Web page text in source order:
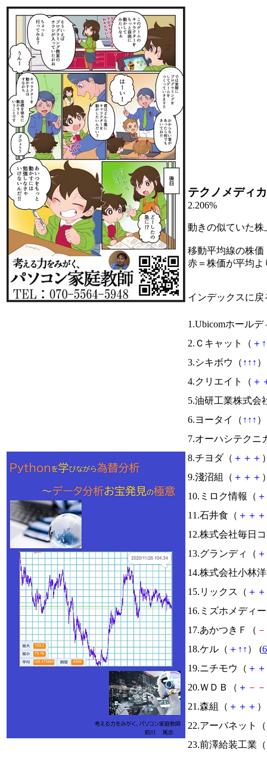
テクノメディカ
2.206%
動きの似ていた
移動平均線の株価
赤＝株価が平均
インデックスに戻
1.Ubicomホールデ
2.Ｃキャット（ ＋ ↑
3.シキボウ（ ↑ ↑ ↑
4.クリエイト（ ＋
5.油研工業株式会
6.ヨータイ（ ↑ ↑ ↑
7.オーハシテクニ
8.チヨダ（ ＋ ＋ ＋
9.淺沼組（ ＋ ＋ ＋
10.ミロク情報（ ＋
11.石井食（ ＋ ＋ ＋
12.株式会社毎日
13.グランディ（ ＋
14.株式会社小林
15.リックス（ ＋ ＋
16.ミズホメディ
17.あかつきＦ（ －
18.ケル（ ＋ ↑ ↑ ） (
19.ニチモウ（ ＋ ＋
20.ＷＤＢ（ ＋ － －
21.森組（ ＋ ＋ ＋
22.アーバネット（
23.前澤給装工業（